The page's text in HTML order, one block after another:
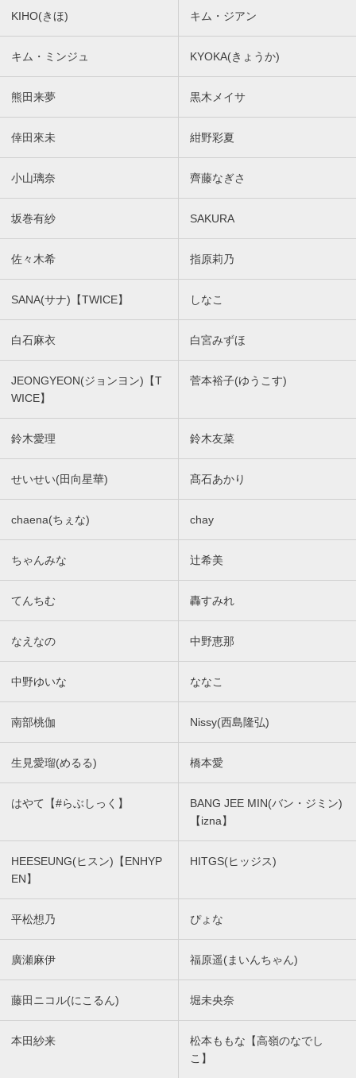
KIHO(きほ) キム・ジアン
キム・ミンジュ KYOKA(きょうか)
熊田来夢 黒木メイサ
倖田來未 紺野彩夏
小山璃奈 齊藤なぎさ
坂巻有紗 SAKURA
佐々木希 指原莉乃
SANA(サナ)【TWICE】 しなこ
白石麻衣 白宮みずほ
JEONGYEON(ジョンヨン)【T
WICE】
菅本裕子(ゆうこす)
鈴木愛理 鈴木友菜
せいせい(田向星華) 髙石あかり
chaena(ちぇな) chay
ちゃんみな 辻希美
てんちむ 轟すみれ
なえなの 中野恵那
中野ゆいな ななこ
南部桃伽 Nissy(西島隆弘)
生見愛瑠(めるる) 橋本愛
はやて【#らぶしっく】
BANG JEE MIN(バン・ジミン)
【izna】
HEESEUNG(ヒスン)【ENHYP
EN】
HITGS(ヒッジス)
平松想乃 ぴょな
廣瀬麻伊 福原遥(まいんちゃん)
藤田ニコル(にこるん) 堀未央奈
本田紗来
松本ももな【高嶺のなでし
こ】